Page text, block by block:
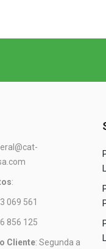
:
069 561
856 125
Cliente: Segunda a